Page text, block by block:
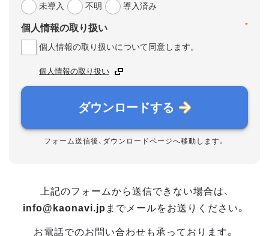
未導入
不明 導入済み
*
個人情報の取り扱い
個人情報の取り扱いについて同意します。
個人情報の取り扱い
ダウンロードする
フォーム送信後、ダウンロードページへ移動します。
上記のフォームから送信できない場合は、
info@kaonavi.jp までメールをお送りください。
お電話でのお問い合わせも承っております。